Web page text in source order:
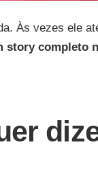
Às vezes ele
story completo